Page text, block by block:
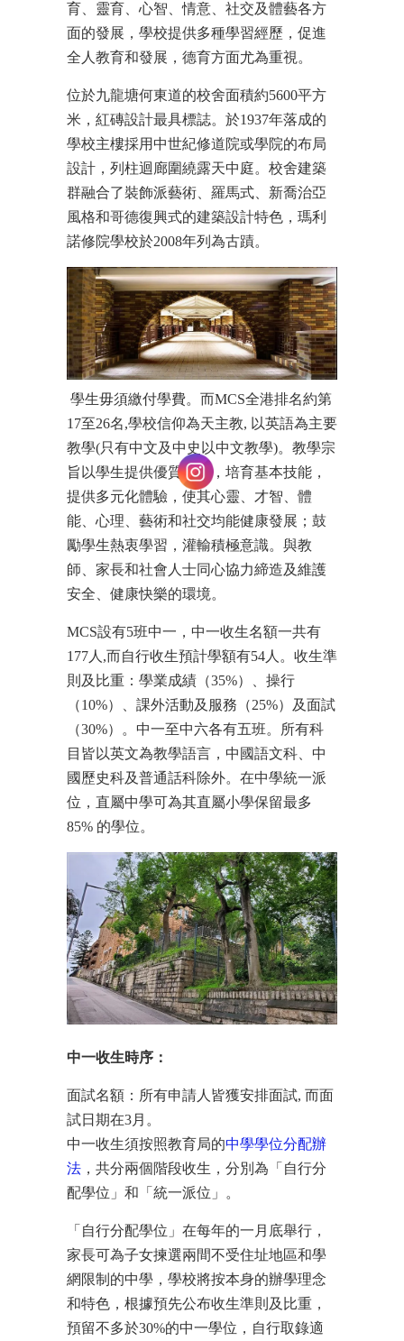
育、靈育、心智、情意、社交及體藝各方
面的發展，學校提供多種學習經歷，促進
全人教育和發展，德育方面尤為重視。
位於九龍塘何東道的校舍面積約5600平方
米，紅磚設計最具標誌。於1937年落成的
學校主樓採用中世紀修道院或學院的布局
設計，列柱迴廊圍繞露天中庭。校舍建築
群融合了裝飾派藝術、羅馬式、新喬治亞
風格和哥德復興式的建築設計特色，瑪利
諾修院學校於2008年列為古蹟。
學生毋須繳付學費。而MCS全港排名約第
17至26名,學校信仰為天主教, 以英語為主要
教學(只有中文及中史以中文教學)。教學宗
旨以學生提供優質教育，培育基本技能，
提供多元化體驗，使其心靈、才智、體
能、心理、藝術和社交均能健康發展；鼓
勵學生熱衷學習，灌輸積極意識。與教
師、家長和社會人士同心協力締造及維護
安全、健康快樂的環境。
MCS設有5班中一，中一收生名額一共有
177人,而自行收生預計學額有54人。收生準
則及比重：學業成績（35%）、操行
（10%）、課外活動及服務（25%）及面試
（30%）。中一至中六各有五班。所有科
目皆以英文為教學語言，中國語文科、中
國歷史科及普通話科除外。在中學統一派
位，直屬中學可為其直屬小學保留最多
85% 的學位。
中一收生時序：
面試名額：所有申請人皆獲安排面試, 而面
試日期在3月。
中一收生須按照教育局的中學學位分配辦
法 ，共分兩個階段收生，分別為「自行分
配學位」和「統一派位」。
「自行分配學位」在每年的一月底舉行，
家長可為子女揀選兩間不受住址地區和學
網限制的中學，學校將按本身的辦學理念
和特色，根據預先公布收生準則及比重，
預留不多於30%的中一學位，自行取錄適